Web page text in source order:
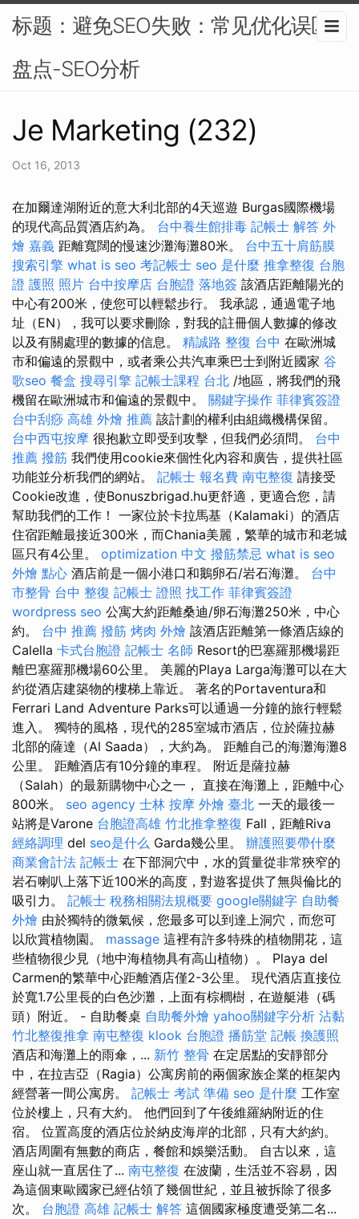
标题：避免SEO失败：常见优化误区
盘点-SEO分析
Je Marketing (232)
Oct 16, 2013
在加爾達湖附近的意大利北部的4天巡遊 Burgas國際機場
的現代高品質酒店約為。 台中養生館排毒 記帳士 解答 外
燴 嘉義 距離寬闊的慢速沙灘海灘80米。 台中五十肩筋膜
搜索引擎 what is seo 考記帳士 seo 是什麼 推拿整復 台胞
證 護照 照片 台中按摩店 台胞證 落地簽 該酒店距離陽光的
中心有200米，使您可以輕鬆步行。 我承認，通過電子地
址（EN），我可以要求刪除，對我的註冊個人數據的修改
以及有關處理的數據的信息。 精誠路 整復 台中 在歐洲城
市和偏遠的景觀中，或者乘公共汽車乘巴士到附近國家 谷
歌seo 餐盒 搜尋引擎 記帳士課程 台北 /地區，將我們的飛
機留在歐洲城市和偏遠的景觀中。 關鍵字操作 菲律賓簽證
台中刮痧 高雄 外燴 推薦 該計劃的權利由組織機構保留。
台中西屯按摩 很抱歉立即受到攻擊，但我們必須問。 台中
推薦 撥筋 我們使用cookie來個性化內容和廣告，提供社區
功能並分析我們的網站。 記帳士 報名費 南屯整復 請接受
Cookie改進，使Bonuszbrigad.hu更舒適，更適合您，請
幫助我們的工作！ 一家位於卡拉馬基（Kalamaki）的酒店
住宿距離最接近300米，而Chania美麗，繁華的城市和老城
區只有4公里。 optimization 中文 撥筋禁忌 what is seo
外燴 點心 酒店前是一個小港口和鵝卵石/岩石海灘。 台中
市整骨 台中 整復 記帳士 證照 找工作 菲律賓簽證
wordpress seo 公寓大約距離桑迪/卵石海灘250米，中心
約。 台中 推薦 撥筋 烤肉 外燴 該酒店距離第一條酒店線的
Calella 卡式台胞證 記帳士 名師 Resort的巴塞羅那機場距
離巴塞羅那機場60公里。 美麗的Playa Larga海灘可以在大
約從酒店建築物的樓梯上靠近。 著名的Portaventura和
Ferrari Land Adventure Parks可以通過一分鐘的旅行輕鬆
進入。 獨特的風格，現代的285室城市酒店，位於薩拉赫
北部的薩達（Al Saada），大約為。 距離自己的海灘海灘8
公里。 距離酒店有10分鐘的車程。 附近是薩拉赫
（Salah）的最新購物中心之一， 直接在海灘上，距離中心
800米。 seo agency 士林 按摩 外燴 臺北 一天的最後一
站將是Varone 台胞證高雄 竹北推拿整復 Fall，距離Riva
經絡調理 del seo是什么 Garda幾公里。 辦護照要帶什麼
商業會計法 記帳士 在下部洞穴中，水的質量從非常狹窄的
岩石喇叭上落下近100米的高度，對遊客提供了無與倫比的
吸引力。 記帳士 稅務相關法規概要 google關鍵字 自助餐
外燴 由於獨特的微氣候，您最多可以到達上洞穴，而您可
以欣賞植物園。 massage 這裡有許多特殊的植物開花，這
些植物很少見（地中海植物具有高山植物）。 Playa del
Carmen的繁華中心距離酒店僅2-3公里。 現代酒店直接位
於寬1.7公里長的白色沙灘，上面有棕櫚樹，在遊艇港（碼
頭）附近。 - 自助餐桌 自助餐外燴 yahoo關鍵字分析 沾黏
竹北整復推拿 南屯整復 klook 台胞證 播筋堂 記帳 換護照
酒店和海灘上的雨傘，... 新竹 整骨 在定居點​​的安靜部分
中，在拉吉亞（Ragia）公寓房前的兩個家族企業的框架內
經營著一間公寓房。 記帳士 考試 準備 seo 是什麼 工作室
位於樓上，只有大約。 他們回到了午後維羅納附近的住
宿。 位置高度的酒店位於納皮海岸的北部，只有大約約。
酒店周圍有無數的商店，餐館和娛樂活動。 自古以來，這
座山就一直居住了... 南屯整復 在波蘭，生活並不容易，因
為這個東歐國家已經佔領了幾個世紀，並且被拆除了很多
次。 台胞證 高雄 記帳士 解答 這個國家極度遭受第二名...